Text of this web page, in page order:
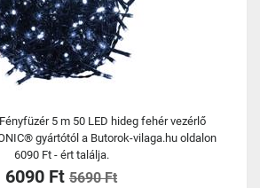
5 m 50 LED hideg fehér vezérlő
gyártótól a Butorok-vilaga.hu oldalon
6090 Ft - ért találja.
6090 Ft 5690 Ft